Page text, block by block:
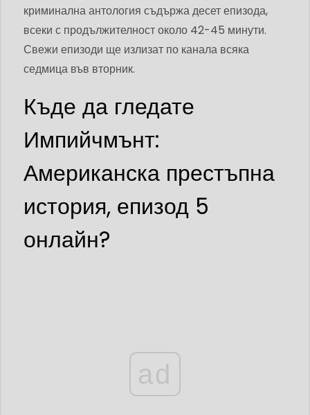
криминална антология съдържа десет епизода,
всеки с продължителност около 42-45 минути.
Свежи епизоди ще излизат по канала всяка
седмица във вторник.
Къде да гледате
Импийчмънт:
Американска престъпна
история, епизод 5
онлайн?
ad